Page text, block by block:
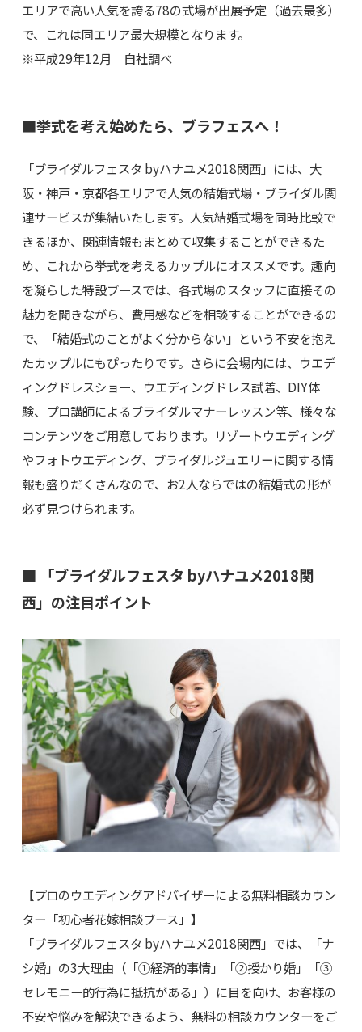
エリアで高い人気を誇る78の式場が出展予定（過去最多）
で、これは同エリア最大規模となります。
※平成29年12月 自社調べ
■挙式を考え始めたら、ブラフェスへ！
「ブライダルフェスタ byハナユメ2018関西」には、大
阪・神戸・京都各エリアで人気の結婚式場・ブライダル関
連サービスが集結いたします。人気結婚式場を同時比較で
きるほか、関連情報もまとめて収集することができるた
め、これから挙式を考えるカップルにオススメです。趣向
を凝らした特設ブースでは、各式場のスタッフに直接その
魅力を聞きながら、費用感などを相談することができるの
で、「結婚式のことがよく分からない」という不安を抱え
たカップルにもぴったりです。さらに会場内には、ウエデ
ィングドレスショー、ウエディングドレス試着、DIY体
験、プロ講師によるブライダルマナーレッスン等、様々な
コンテンツをご用意しております。リゾートウエディング
やフォトウエディング、ブライダルジュエリーに関する情
報も盛りだくさんなので、お2人ならではの結婚式の形が
必ず見つけられます。
■ 「ブライダルフェスタ byハナユメ2018関
西」の注目ポイント
【プロのウエディングアドバイザーによる無料相談カウン
ター「初心者花嫁相談ブース」】
「ブライダルフェスタ byハナユメ2018関西」では、「ナ
シ婚」の3大理由（「①経済的事情」「②授かり婚」「③
セレモニー的行為に抵抗がある」）に目を向け、お客様の
不安や悩みを解決できるよう、無料の相談カウンターをご